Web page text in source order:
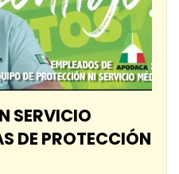
SERVICIO
DE PROTECCIÓN